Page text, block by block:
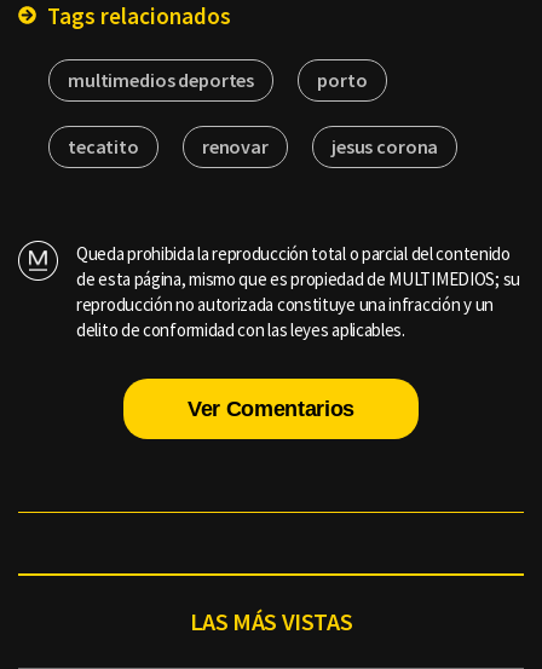
Tags relacionados
multimedios deportes porto
tecatito renovar jesus corona
Queda prohibida la reproducción total o parcial del contenido
de esta página, mismo que es propiedad de MULTIMEDIOS; su
reproducción no autorizada constituye una infracción y un
delito de conformidad con las leyes aplicables.
Ver Comentarios
LAS MÁS VISTAS